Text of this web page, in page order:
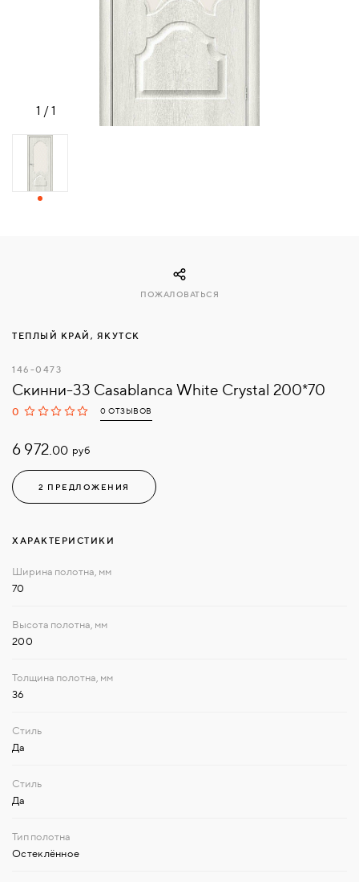
ИНТЕРЕСНЫЕ
СТАТЬИ
НАМИ
1 /1
ТЕПЛЫЙ КРАЙ, ЯКУТСК
146-0473
Скинни-33 Casablanca White Сrystal 200*70
0 0 ОТЗЫВОВ
6 972.00 руб
2 ПРЕДЛОЖЕНИЯ
ПОЖАЛОВАТЬСЯ
ХАРАКТЕРИСТИКИ
70
200
36
Да
Да
Остеклённое